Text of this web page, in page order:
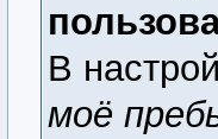
В
моё